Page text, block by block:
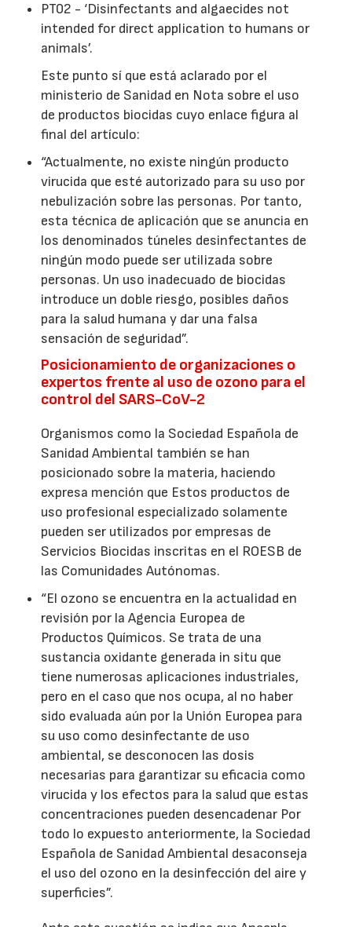
PT02 - ‘Disinfectants and algaecides not
intended for direct application to humans or
animals’.
Este punto sí que está aclarado por el
ministerio de Sanidad en Nota sobre el uso
de productos biocidas cuyo enlace figura al
final del artículo:
“Actualmente, no existe ningún producto
virucida que esté autorizado para su uso por
nebulización sobre las personas. Por tanto,
esta técnica de aplicación que se anuncia en
los denominados túneles desinfectantes de
ningún modo puede ser utilizada sobre
personas. Un uso inadecuado de biocidas
introduce un doble riesgo, posibles daños
para la salud humana y dar una falsa
sensación de seguridad”.
Posicionamiento de organizaciones o
expertos frente al uso de ozono para el
control del SARS-CoV-2
Organismos como la Sociedad Española de
Sanidad Ambiental también se han
posicionado sobre la materia, haciendo
expresa mención que Estos productos de
uso profesional especializado solamente
pueden ser utilizados por empresas de
Servicios Biocidas inscritas en el ROESB de
las Comunidades Autónomas.
“El ozono se encuentra en la actualidad en
revisión por la Agencia Europea de
Productos Químicos. Se trata de una
sustancia oxidante generada in situ que
tiene numerosas aplicaciones industriales,
pero en el caso que nos ocupa, al no haber
sido evaluada aún por la Unión Europea para
su uso como desinfectante de uso
ambiental, se desconocen las dosis
necesarias para garantizar su eficacia como
virucida y los efectos para la salud que estas
concentraciones pueden desencadenar Por
todo lo expuesto anteriormente, la Sociedad
Española de Sanidad Ambiental desaconseja
el uso del ozono en la desinfección del aire y
superficies”.